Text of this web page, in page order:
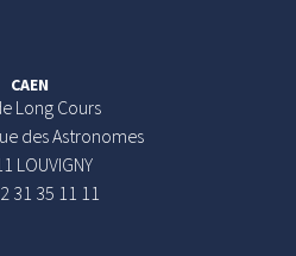
CAEN
Long Cours
des Astronomes
LOUVIGNY
31 35 11 11